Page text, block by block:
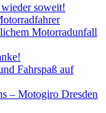
soweit!
Motorradunfall
Fahrspaß auf
– Motogiro Dresden